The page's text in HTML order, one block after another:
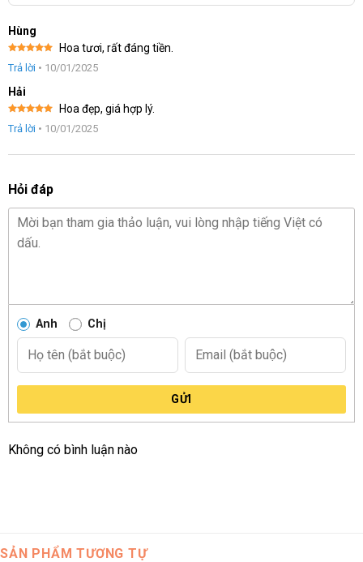
Hùng
Được xếp
hạng5 5
Hoa tươi, rất đáng tiền.
Trả lời • 10/01/2025
Hải
Được xếp
hạng5 5
Hoa đẹp, giá hợp lý.
Trả lời • 10/01/2025
Hỏi đáp
Anh Chị
GỬI
Không có bình luận nào
SẢN PHẨM TƯƠNG TỰ